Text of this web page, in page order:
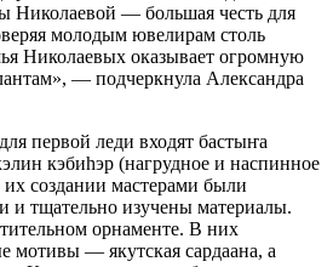
Николаевой — большая честь для
молодым ювелирам столь
Николаевых оказывает огромную
— подчеркнула Александра
первой леди входят бастыҥа
кэбиһэр (нагрудное и наспинное
создании мастерами были
и тщательно изучены материалы.
орнаменте. В них
мотивы — якутская сардаана, а